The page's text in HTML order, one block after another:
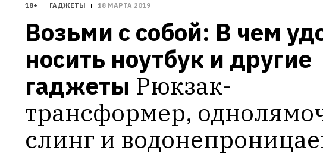
18+ ГАДЖЕТЫ 18 МАРТА 2019
Возьми с собой: В чем
носить ноутбук и другие
гаджеты Рюкзак-
трансформер,
слинг и